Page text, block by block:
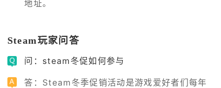
地址。
Steam玩家问答
问：steam冬促如何参与
答：Steam冬季促销活动是游戏爱好者们每年